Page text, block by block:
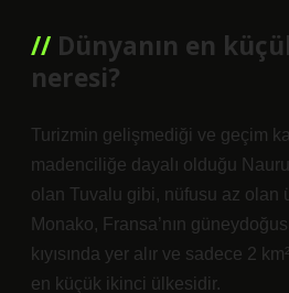
Dünyanın en
neresi?
Turizmin gelişmediği ve geçim
madenciliğe dayalı olduğu
olan Tuvalu gibi, nüfusu az olan
Monako, Fransa’nın
kıyısında yer alır ve sadece 2
en küçük ikinci ülkesidir.